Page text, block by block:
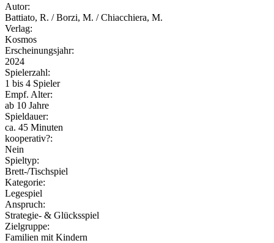
Autor:
Battiato, R. / Borzi, M. / Chiacchiera, M.
Verlag:
Kosmos
Erscheinungsjahr:
2024
Spielerzahl:
1 bis 4 Spieler
Empf. Alter:
ab 10 Jahre
Spieldauer:
ca. 45 Minuten
kooperativ?:
Nein
Spieltyp:
Brett-/Tischspiel
Kategorie:
Legespiel
Anspruch:
Strategie- & Glücksspiel
Zielgruppe:
Familien mit Kindern